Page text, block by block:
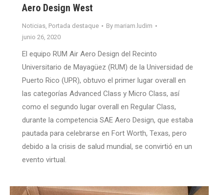
Aero Design West
Noticias, Portada destaque By mariam.ludim
junio 26, 2020
El equipo RUM Air Aero Design del Recinto
Universitario de Mayagüez (RUM) de la Universidad de
Puerto Rico (UPR), obtuvo el primer lugar overall en
las categorías Advanced Class y Micro Class, así
como el segundo lugar overall en Regular Class,
durante la competencia SAE Aero Design, que estaba
pautada para celebrarse en Fort Worth, Texas, pero
debido a la crisis de salud mundial, se convirtió en un
evento virtual.